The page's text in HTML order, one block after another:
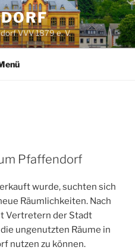
VVV 1879 e. V.
Pfaffendorf
wurde, suchten sich
Räumlichkeiten. Nach
Vertretern der Stadt
ungenutzten Räume in
nutzen zu können.